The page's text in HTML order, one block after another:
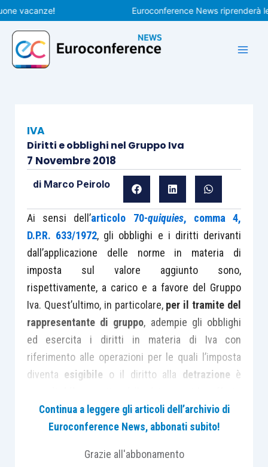
Vai
al
contenuto
Euroconference News riprenderà le
IVA
Diritti e obblighi nel Gruppo Iva
7 Novembre 2018
di Marco Peirolo
Ai sensi dell’articolo 70-quiquies, comma 4,
D.P.R. 633/1972, gli obblighi e i diritti derivanti
dall’applicazione delle norme in materia di
imposta sul valore aggiunto sono,
rispettivamente, a carico e a favore del Gruppo
Iva. Quest’ultimo, in particolare, per il tramite del
rappresentante di gruppo, adempie gli obblighi
ed esercita i diritti in materia di Iva con
riferimento alle operazioni per le quali l’imposta
diventa esigibile o il diritto alla detrazione è
l’opzione per lacostituzione del gruppo(articolo
2, comma 1, D.M. 06.04.2018).
Continua a leggere gli articoli dell’archivio di
Euroconference News, abbonati subito!
Grazie all'abbonamento